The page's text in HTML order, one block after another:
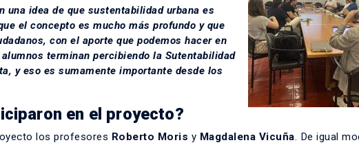
una idea de que sustentabilidad urbana es
el concepto es mucho más profundo y que
con el aporte que podemos hacer en
terminan percibiendo la Sutentabilidad
y eso es sumamente importante desde los
en el proyecto?
los profesores Roberto Moris y Magdalena Vicuña. De igual